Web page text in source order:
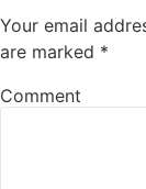
Your email
are marked *
Comment